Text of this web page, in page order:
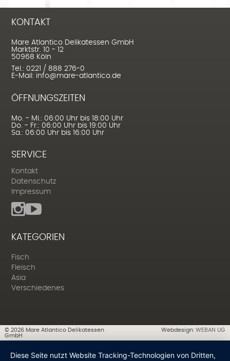
KONTAKT
Mare Atlantico Delikatessen GmbH
Marktstr. 10 - 12
50968 Köln
Tel.: 0221 / 888 276-0
E-Mail: info@mare-atlantico.de
ÖFFNUNGSZEITEN
Mo. - Mi.: 06:00 Uhr bis 18:00 Uhr
Do. - Fr.: 06:00 Uhr bis 19:00 Uhr
Sa.: 06:00 Uhr bis 16:00 Uhr
SERVICE
Kontakt
Datenschutz
Impressum
KATEGORIEN
Fisch
Fleisch
Asia
Verschiedenes
© 2026Mare Atlantico Delikatessen
GmbH
Webdesign:WEBAN UG
Diese Seite nutzt Website Tracking-Technologien von Dritten,